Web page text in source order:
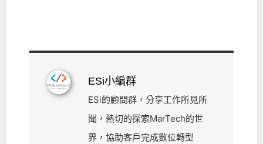
ESi小編群
ESi的顧問群，分享工作所見所
聞，熱切的探索MarTech的世
界，協助客戶完成數位轉型